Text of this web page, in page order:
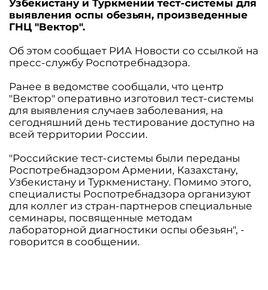
Узбекистану и Туркмении тест-системы для
выявления оспы обезьян, произведенные
ГНЦ "Вектор".
Об этом сообщает РИА Новости со ссылкой на
пресс-службу Роспотребнадзора.
Ранее в ведомстве сообщали, что центр
"Вектор" оперативно изготовил тест-системы
для выявления случаев заболевания, на
сегодняшний день тестирование доступно на
всей территории России.
"Российские тест-системы были переданы
Роспотребнадзором Армении, Казахстану,
Узбекистану и Туркменистану. Помимо этого,
специалисты Роспотребнадзора организуют
для коллег из стран-партнеров специальные
семинары, посвященные методам
лабораторной диагностики оспы обезьян", -
говорится в сообщении.